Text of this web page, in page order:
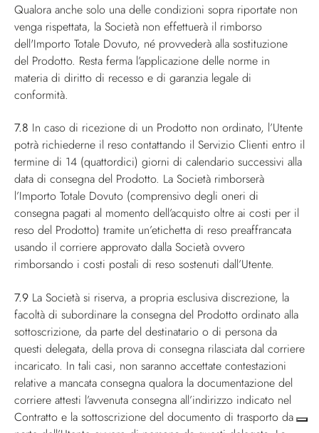
Qualora anche solo una delle condizioni sopra riportate non
venga rispettata, la Società non effettuerà il rimborso
dell'Importo Totale Dovuto, né provvederà alla sostituzione
del Prodotto. Resta ferma l’applicazione delle norme in
materia di diritto di recesso e di garanzia legale di
conformità.
7.8 In caso di ricezione di un Prodotto non ordinato, l’Utente
potrà richiederne il reso contattando il Servizio Clienti entro il
termine di 14 (quattordici) giorni di calendario successivi alla
data di consegna del Prodotto. La Società rimborserà
l’Importo Totale Dovuto (comprensivo degli oneri di
consegna pagati al momento dell’acquisto oltre ai costi per il
reso del Prodotto) tramite un’etichetta di reso preaffrancata
usando il corriere approvato dalla Società ovvero
rimborsando i costi postali di reso sostenuti dall’Utente.
7.9 La Società si riserva, a propria esclusiva discrezione, la
facoltà di subordinare la consegna del Prodotto ordinato alla
sottoscrizione, da parte del destinatario o di persona da
questi delegata, della prova di consegna rilasciata dal corriere
incaricato. In tali casi, non saranno accettate contestazioni
relative a mancata consegna qualora la documentazione del
corriere attesti l’avvenuta consegna all’indirizzo indicato nel
Contratto e la sottoscrizione del documento di trasporto da